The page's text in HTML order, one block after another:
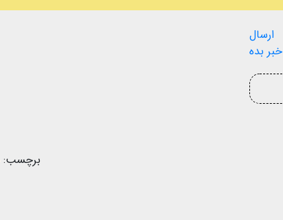
ارسال
خبر بده
برچسب: